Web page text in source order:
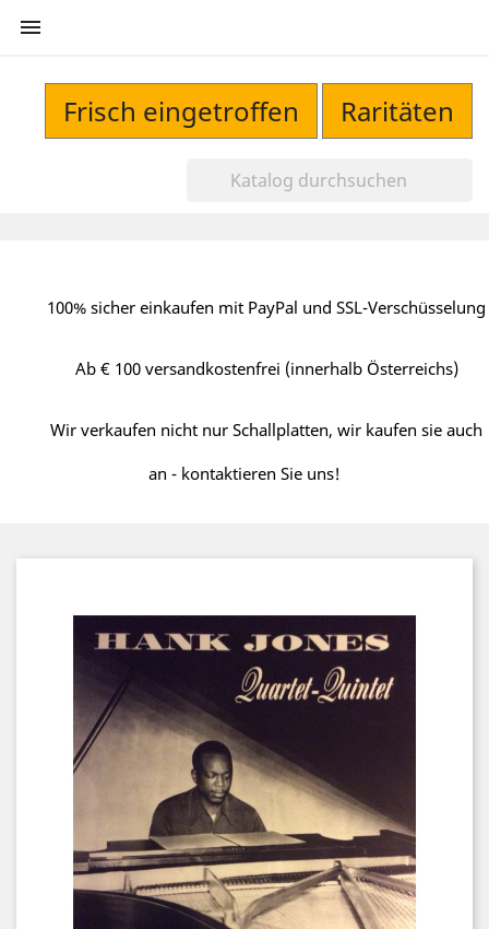

Frisch eingetroffen Raritäten
100% sicher einkaufen mit PayPal und SSL-Verschüsselung
Ab € 100 versandkostenfrei (innerhalb Österreichs)
Wir verkaufen nicht nur Schallplatten, wir kaufen sie auch
an - kontaktieren Sie uns!